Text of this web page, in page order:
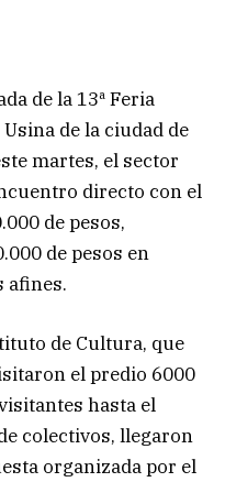
de la 13ª Feria
de la ciudad de
martes, el sector
directo con el
de pesos,
de pesos en
afines.
de Cultura, que
el predio 6000
hasta el
colectivos, llegaron
organizada por el